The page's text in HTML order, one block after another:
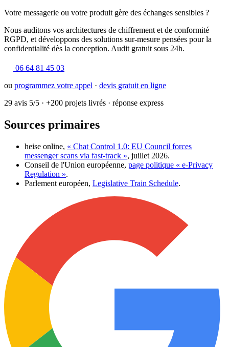
Votre messagerie ou votre produit gère des échanges sensibles ?
Nous auditons vos architectures de chiffrement et de conformité
RGPD, et développons des solutions sur-mesure pensées pour la
confidentialité dès la conception. Audit gratuit sous 24h.
06 64 81 45 03
ou programmez votre appel · devis gratuit en ligne
29 avis 5/5 · +200 projets livrés · réponse express
Sources primaires
heise online, « Chat Control 1.0: EU Council forces
messenger scans via fast-track », juillet 2026.
Conseil de l'Union européenne, page politique « e-Privacy
Regulation ».
Parlement européen, Legislative Train Schedule.